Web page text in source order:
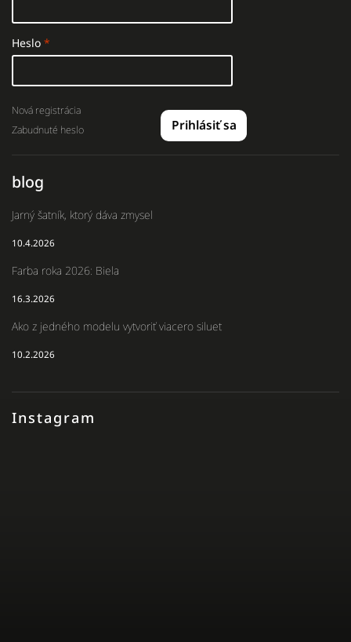
Instagram
Heslo
Prihlásiť sa
Nová registrácia
Zabudnuté heslo
blog
Jarný šatník, ktorý dáva zmysel
10.4.2026
Farba roka 2026: Biela
16.3.2026
Ako z jedného modelu vytvoriť viacero siluet
10.2.2026